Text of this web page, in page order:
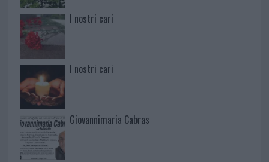
I nostri cari
I nostri cari
Giovannimaria Cabras